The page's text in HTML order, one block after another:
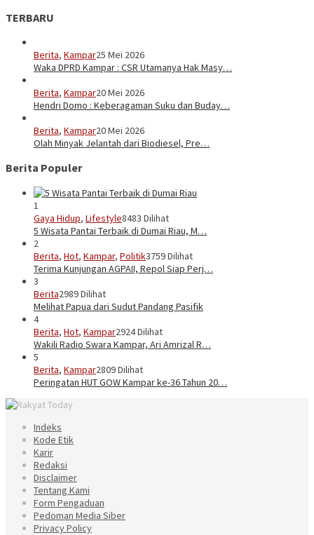
TERBARU
Berita, Kampar25 Mei 2026
Waka DPRD Kampar : CSR Utamanya Hak Masy…
Berita, Kampar20 Mei 2026
Hendri Domo : Keberagaman Suku dan Buday…
Berita, Kampar20 Mei 2026
Olah Minyak Jelantah dari Biodiesel, Pre…
Berita Populer
1
Gaya Hidup, Lifestyle8483 Dilihat
5 Wisata Pantai Terbaik di Dumai Riau, M…
2
Berita, Hot, Kampar, Politik3759 Dilihat
Terima Kunjungan AGPAII, Repol Siap Perj…
3
Berita2989 Dilihat
Melihat Papua dari Sudut Pandang Pasifik
4
Berita, Hot, Kampar2924 Dilihat
Wakili Radio Swara Kampar, Ari Amrizal R…
5
Berita, Kampar2809 Dilihat
Peringatan HUT GOW Kampar ke-36 Tahun 20…
Indeks
Kode Etik
Karir
Redaksi
Disclaimer
Tentang Kami
Form Pengaduan
Pedoman Media Siber
Privacy Policy